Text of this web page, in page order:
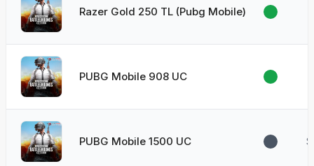
Razer Gold 250 TL (Pubg Mobile)
PUBG Mobile 908 UC
PUBG Mobile 1500 UC